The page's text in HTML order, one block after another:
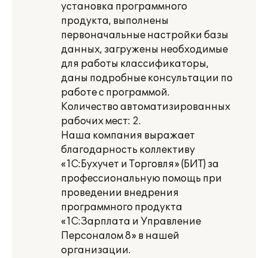
установка программного
продукта, выполнены
первоначальные настройки базы
данных, загружены необходимые
для работы классификаторы,
даны подробные консультации по
работе с программой.
Количество автоматизированных
рабочих мест: 2.
Наша компания выражает
благодарность коллективу
«1С:Бухучет и Торговля» (БИТ) за
профессиональную помощь при
проведении внедрения
программного продукта
«1С:Зарплата и Управление
Персоналом 8» в нашей
организации.